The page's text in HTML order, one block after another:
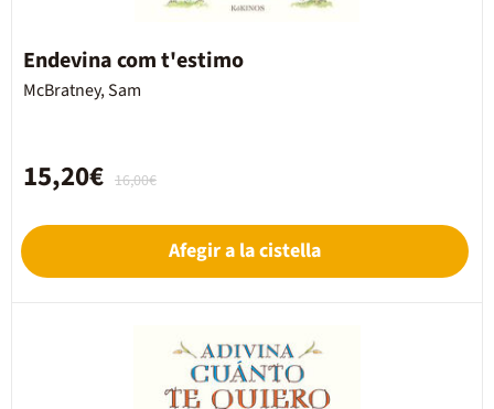
Endevina com t'estimo
McBratney, Sam
16,00€
15,20€
Afegir a la cistella